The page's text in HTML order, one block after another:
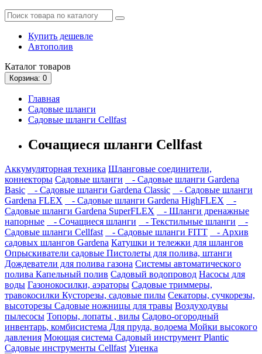
Купить дешевле
Автополив
Каталог товаров
Корзина: 0
Главная
Садовые шланги
Садовые шланги Cellfast
Сочащиеся шланги Cellfast
Аккумуляторная техника Шланговые соединители,
коннекторы Садовые шланги
- Садовые шланги Gardena
Basic
- Садовые шланги Gardena Classic
- Садовые шланги
Gardena FLEX
- Садовые шланги Gardena HighFLEX
-
Садовые шланги Gardena SuperFLEX
- Шланги дренажные
напорные
- Сочащиеся шланги - Текстильные шланги
-
Садовые шланги Cellfast
- Садовые шланги FITT
- Архив
садовых шлангов Gardena Катушки и тележки для шлангов
Опрыскиватели садовые Пистолеты для полива, штанги
Дождеватели для полива газона Системы автоматического
полива Капельный полив Садовый водопровод Насосы для
воды Газонокосилки, аэраторы Садовые триммеры,
травокосилки Кусторезы, садовые пилы Секаторы, сучкорезы,
высоторезы Садовые ножницы для травы Воздуходувы
пылесосы Топоры, лопаты , вилы Садово-огородный
инвентарь, комбисистема Для пруда, водоема Мойки высокого
давления Моющая система Садовый инструмент Plantic
Садовые инструменты Cellfast Уценка